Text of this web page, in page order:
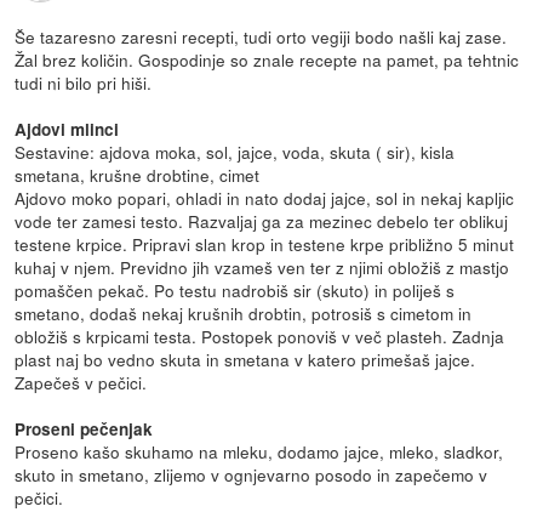
Še tazaresno zaresni recepti, tudi orto vegiji bodo našli kaj zase.
Žal brez količin. Gospodinje so znale recepte na pamet, pa tehtnic
tudi ni bilo pri hiši.
Ajdovi mlinci
Sestavine: ajdova moka, sol, jajce, voda, skuta ( sir), kisla
smetana, krušne drobtine, cimet
Ajdovo moko popari, ohladi in nato dodaj jajce, sol in nekaj kapljic
vode ter zamesi testo. Razvaljaj ga za mezinec debelo ter oblikuj
testene krpice. Pripravi slan krop in testene krpe približno 5 minut
kuhaj v njem. Previdno jih vzameš ven ter z njimi obložiš z mastjo
pomaščen pekač. Po testu nadrobiš sir (skuto) in poliješ s
smetano, dodaš nekaj krušnih drobtin, potrosiš s cimetom in
obložiš s krpicami testa. Postopek ponoviš v več plasteh. Zadnja
plast naj bo vedno skuta in smetana v katero primešaš jajce.
Zapečeš v pečici.
Proseni pečenjak
Proseno kašo skuhamo na mleku, dodamo jajce, mleko, sladkor,
skuto in smetano, zlijemo v ognjevarno posodo in zapečemo v
pečici.